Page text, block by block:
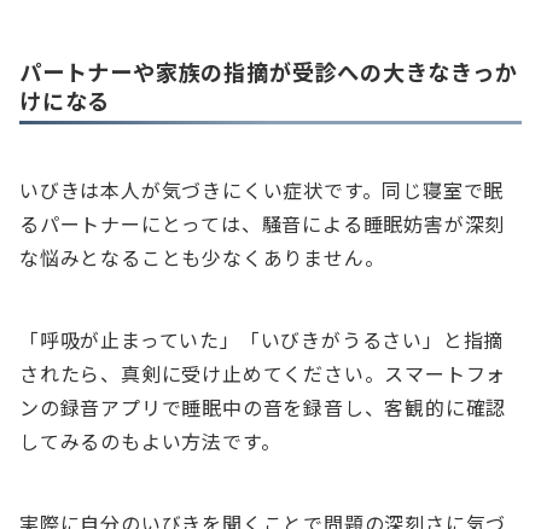
パートナーや家族の指摘が受診への大きなきっか
けになる
いびきは本人が気づきにくい症状です。同じ寝室で眠
るパートナーにとっては、騒音による睡眠妨害が深刻
な悩みとなることも少なくありません。
「呼吸が止まっていた」「いびきがうるさい」と指摘
されたら、真剣に受け止めてください。スマートフォ
ンの録音アプリで睡眠中の音を録音し、客観的に確認
してみるのもよい方法です。